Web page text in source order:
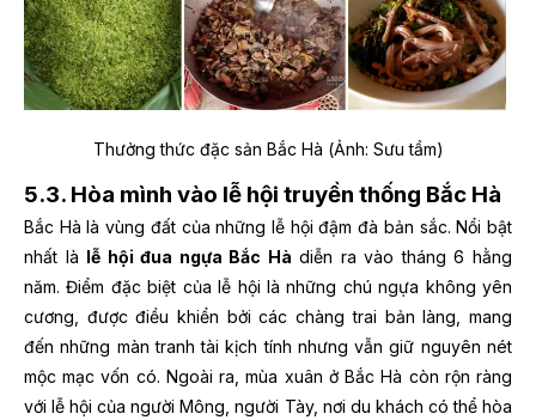
Thưởng thức đặc sản Bắc Hà (Ảnh: Sưu tầm)
5.3. Hòa mình vào lễ hội truyền thống Bắc Hà
Bắc Hà là vùng đất của những lễ hội đậm đà bản sắc. Nổi bật
nhất là lễ hội đua ngựa Bắc Hà diễn ra vào tháng 6 hằng
năm. Điểm đặc biệt của lễ hội là những chú ngựa không yên
cương, được điều khiển bởi các chàng trai bản làng, mang
đến những màn tranh tài kịch tính nhưng vẫn giữ nguyên nét
mộc mạc vốn có. Ngoài ra, mùa xuân ở Bắc Hà còn rộn ràng
với lễ hội của người Mông, người Tày, nơi du khách có thể hòa